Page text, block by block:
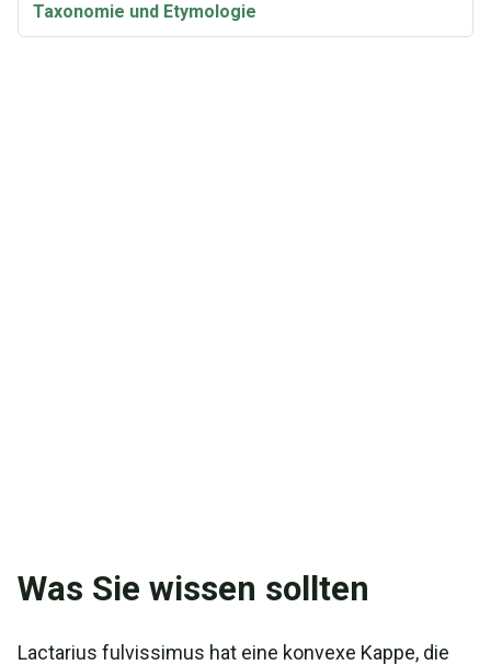
Taxonomie und Etymologie
Was Sie wissen sollten
Lactarius fulvissimus hat eine konvexe Kappe, die